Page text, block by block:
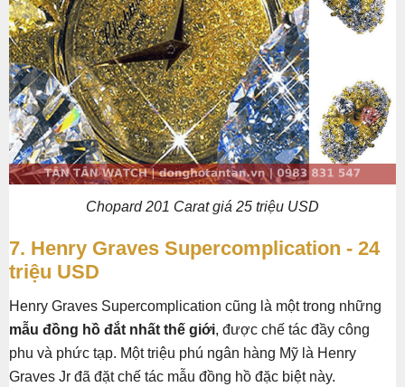
Chopard 201 Carat giá 25 triệu USD
7. Henry Graves Supercomplication - 24
triệu USD
Henry Graves Supercomplication cũng là một trong những
mẫu đồng hồ đắt nhất thế giới, được chế tác đầy công
phu và phức tạp. Một triệu phú ngân hàng Mỹ là Henry
Graves Jr đã đặt chế tác mẫu đồng hồ đặc biệt này.